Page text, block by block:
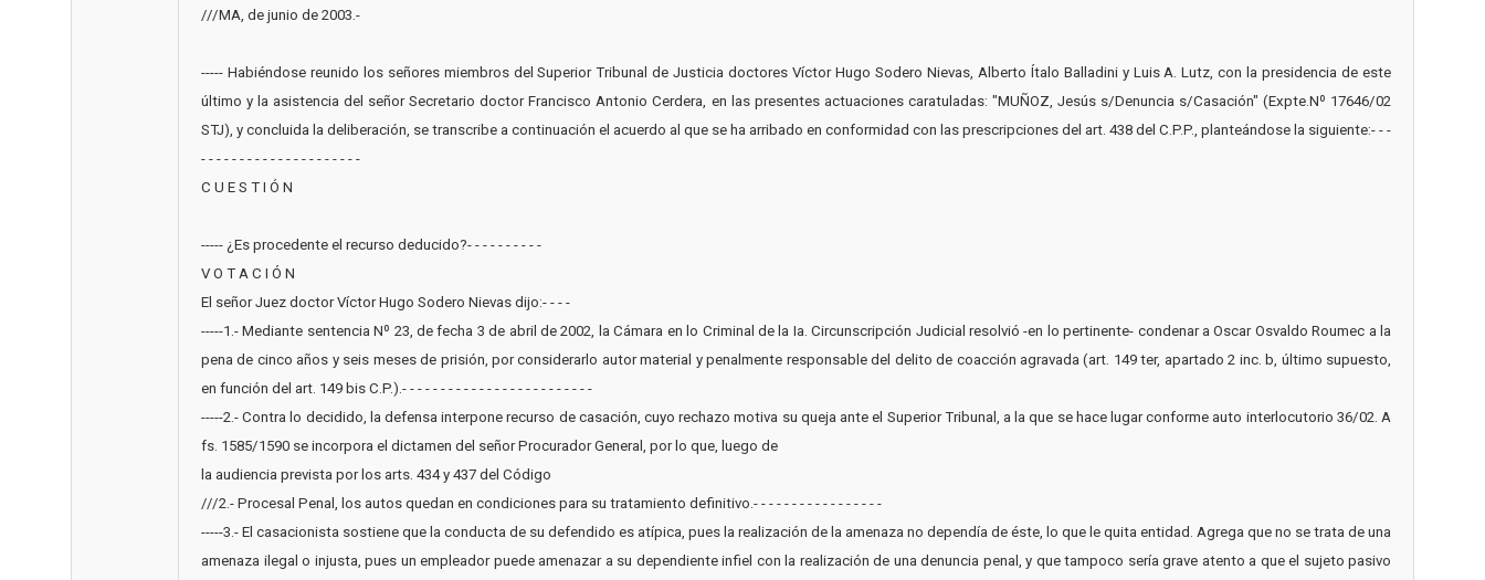
///MA, de junio de 2003.-
----- Habiéndose reunido los señores miembros del Superior Tribunal de Justicia doctores Víctor Hugo Sodero Nievas, Alberto Ítalo Balladini y Luis A. Lutz, con la presidencia de este
último y la asistencia del señor Secretario doctor Francisco Antonio Cerdera, en las presentes actuaciones caratuladas: "MUÑOZ, Jesús s/Denuncia s/Casación" (Expte.Nº 17646/02
STJ), y concluida la deliberación, se transcribe a continuación el acuerdo al que se ha arribado en conformidad con las prescripciones del art. 438 del C.P.P., planteándose la siguiente:- - -
- - - - - - - - - - - - - - - - - - - - -
C U E S T I Ó N
----- ¿Es procedente el recurso deducido?- - - - - - - - - -
V O T A C I Ó N
El señor Juez doctor Víctor Hugo Sodero Nievas dijo:- - - -
-----1.- Mediante sentencia Nº 23, de fecha 3 de abril de 2002, la Cámara en lo Criminal de la Ia. Circunscripción Judicial resolvió -en lo pertinente- condenar a Oscar Osvaldo Roumec a la
pena de cinco años y seis meses de prisión, por considerarlo autor material y penalmente responsable del delito de coacción agravada (art. 149 ter, apartado 2 inc. b, último supuesto,
en función del art. 149 bis C.P.).- - - - - - - - - - - - - - - - - - - - - - - - -
-----2.- Contra lo decidido, la defensa interpone recurso de casación, cuyo rechazo motiva su queja ante el Superior Tribunal, a la que se hace lugar conforme auto interlocutorio 36/02. A
fs. 1585/1590 se incorpora el dictamen del señor Procurador General, por lo que, luego de
la audiencia prevista por los arts. 434 y 437 del Código
///2.- Procesal Penal, los autos quedan en condiciones para su tratamiento definitivo.- - - - - - - - - - - - - - - - -
-----3.- El casacionista sostiene que la conducta de su defendido es atípica, pues la realización de la amenaza no dependía de éste, lo que le quita entidad. Agrega que no se trata de una
amenaza ilegal o injusta, pues un empleador puede amenazar a su dependiente infiel con la realización de una denuncia penal, y que tampoco sería grave atento a que el sujeto pasivo